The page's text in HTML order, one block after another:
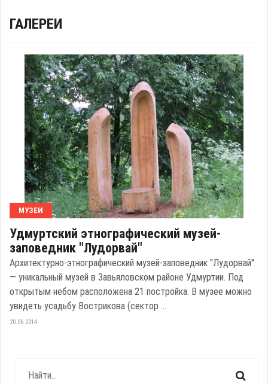
ГАЛЕРЕИ
МУЗЕИ
Удмуртский этнографический музей-
заповедник "Лудорвай"
Архитектурно-этнографический музей-заповедник "Лудорвай"
— уникальный музей в Завьяловском районе Удмуртии. Под
открытым небом расположена 21 постройка. В музее можно
увидеть усадьбу Вострикова (сектор ...
20.06.2014